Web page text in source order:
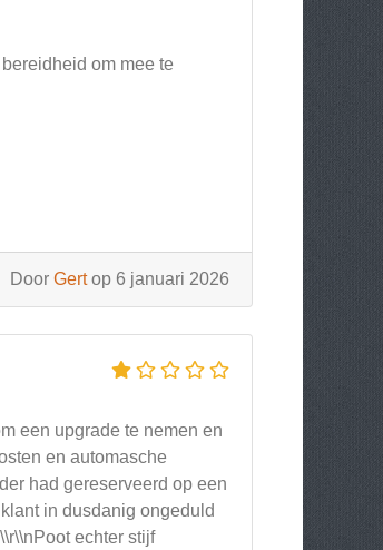
om mee te
Door Gertop 6 januari 2026
een upgrade te nemen en
en automasche
had gereserveerd op een
in dusdanig ongeduld
echter stijf